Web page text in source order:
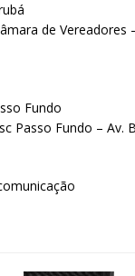
de Vereadores
Fundo
Passo Fundo – Av.